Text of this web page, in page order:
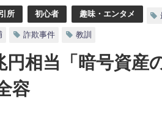
所 初心者 趣味・エンタメ
詐欺事件 教訓
相当「暗号資産
容